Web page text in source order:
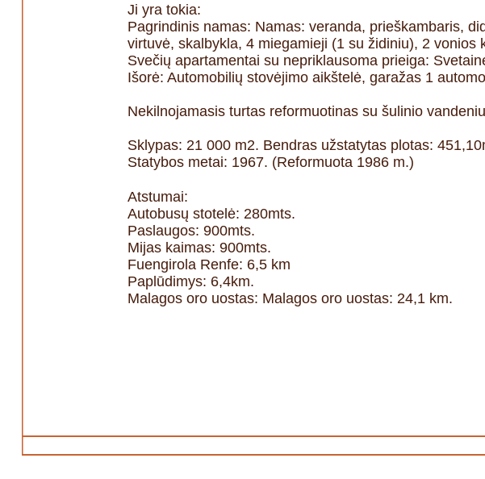
Ji yra tokia:
Pagrindinis namas: Namas: veranda, prieškambaris,
virtuvė, skalbykla, 4 miegamieji (1 su židiniu), 2 vonios
Svečių apartamentai su nepriklausoma prieiga:
Išorė: Automobilių stovėjimo aikštelė, garažas 1
Nekilnojamasis turtas reformuotinas su šulinio
Sklypas: 21 000 m2. Bendras užstatytas plotas:
Statybos metai: 1967. (Reformuota 1986 m.)
Atstumai:
Autobusų stotelė: 280mts.
Paslaugos: 900mts.
Mijas kaimas: 900mts.
Fuengirola Renfe: 6,5 km
Paplūdimys: 6,4km.
Malagos oro uostas: Malagos oro uostas: 24,1 km.